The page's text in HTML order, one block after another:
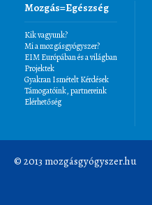
Mozgás=Egészség
Kik vagyunk?
Mi a mozgásgyógyszer?
EIM Európában és a világban
Projektek
Gyakran Ismételt Kérdések
Támogatóink, partnereink
Elérhetőség
© 2013 mozgásgyógyszer.hu